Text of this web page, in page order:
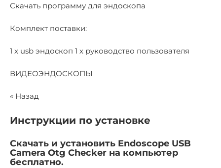
Скачать программу для эндоскопа
Комплект поставки:
1 х usb эндоскоп 1 х руководство пользователя
ВИДЕОЭНДОСКОПЫ
« Назад
Инструкции по установке
Cкачать и установить Endoscope USB
Camera Otg Checker на компьютер
бесплатно.